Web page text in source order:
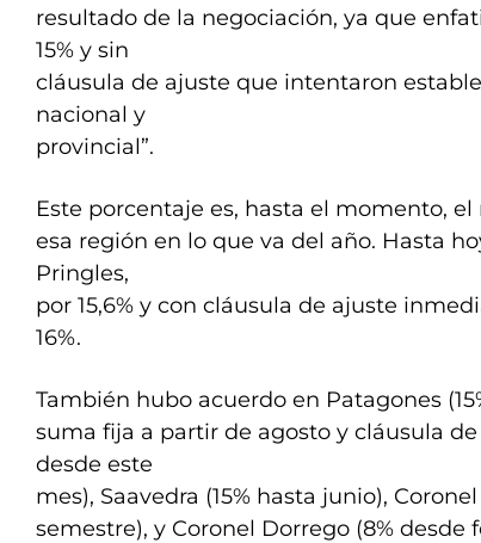
resultado de la negociación, ya que
15% y sin
cláusula de ajuste que intentaron
nacional y
provincial”.
Este porcentaje es, hasta el momento,
esa región en lo que va del año. Hasta
Pringles,
por 15,6% y con cláusula de ajuste
16%.
También hubo acuerdo en Patagones
suma fija a partir de agosto y cláusula de
desde este
mes), Saavedra (15% hasta junio),
semestre), y Coronel Dorrego (8% desde